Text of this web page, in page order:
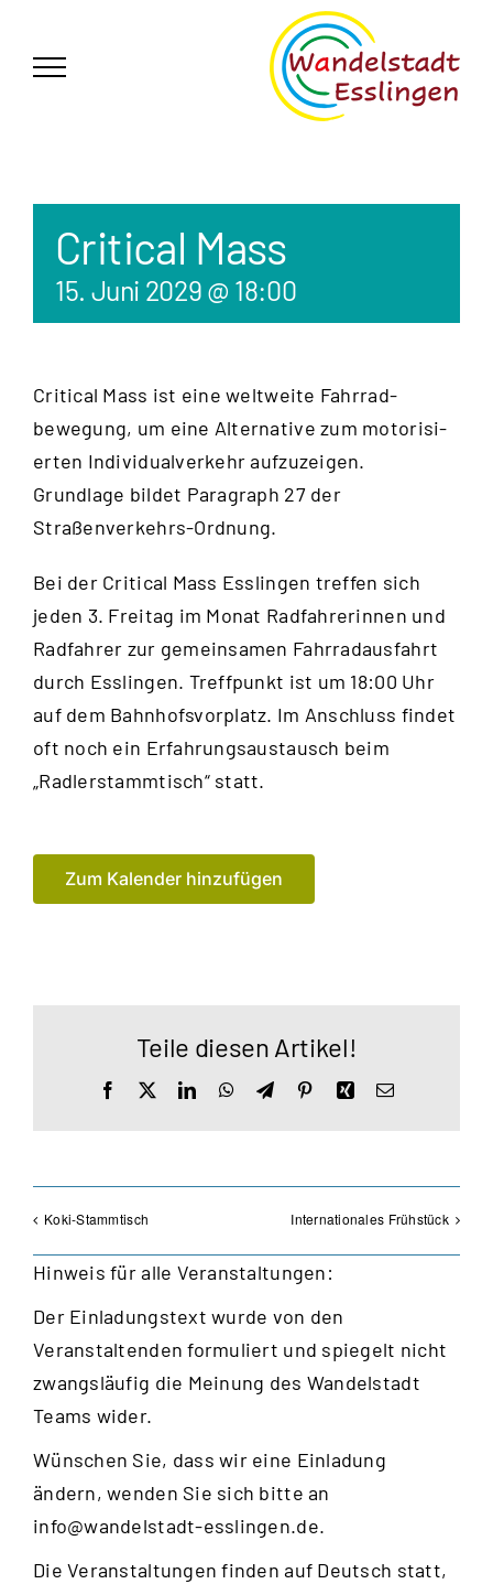
springen
Critical Mass
15. Juni 2029 @ 18:00
Critical Mass ist eine weltweite Fahrrad­
bewegung, um eine Alternative zum motorisi­
erten Individual­verkehr aufzu­zeigen.
Grundlage bildet Paragraph 27 der
Straßenverkehrs-Ordnung.
Bei der Critical Mass Esslingen treffen sich
jeden 3. Freitag im Monat Radfahrerinnen und
Radfahrer zur gemeinsamen Fahrrad­ausfahrt
durch Esslingen. Treffpunkt ist um 18:00 Uhr
auf dem Bahnhofsvorplatz. Im Anschluss findet
oft noch ein Erfahrungsaustausch beim
„Radlerstammtisch“ statt.
Zum Kalender hinzufügen
Teile diesen Artikel!
Facebook LinkedInWhatsApp
TelegramPinterestXingE-
Koki-Stammtisch Internationales Frühstück
Hinweis für alle Veranstaltungen:
Der Einladungstext wurde von den
Veranstaltenden formuliert und spiegelt nicht
zwangsläufig die Meinung des Wandelstadt
Teams wider.
Wünschen Sie, dass wir eine Einladung
ändern, wenden Sie sich bitte an
info@wandelstadt-esslingen.de.
Die Veranstaltungen finden auf Deutsch statt,